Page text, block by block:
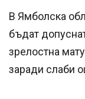
В Ямболска
бъдат
зрелостна
заради слаби